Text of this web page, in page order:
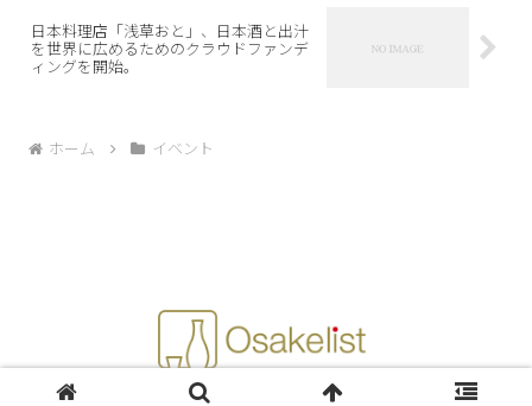
日本料理店「浅草おと」、日本酒と出汁
を世界に広めるためのクラウドファンデ
ィングを開始。
ホーム イベント
© 2014 Osakelist.